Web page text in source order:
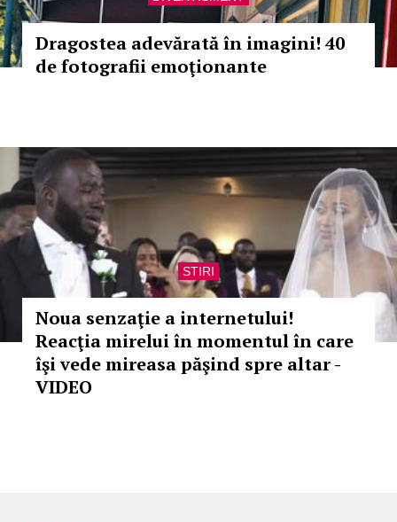
Dragostea adevărată în imagini! 40
de fotografii emoţionante
STIRI
Noua senzaţie a internetului!
Reacţia mirelui în momentul în care
îşi vede mireasa păşind spre altar -
VIDEO